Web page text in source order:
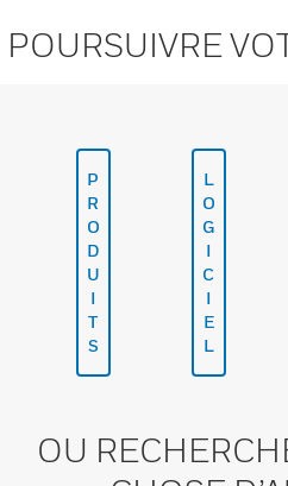
POURSUIVRE
P
R
O
D
U
I
T
S
L
O
G
I
C
I
E
L
OU